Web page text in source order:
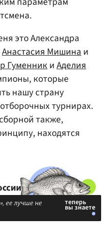
это Александра
Анастасия Мишинаи
ГуменникиАделия
которые
нашу страну
турнирах.
также,
находятся
в последние
—Владислав
множество
ее лучше не